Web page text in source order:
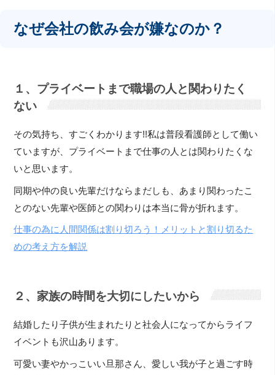
なぜ会社の飲み会が嫌なのか？
１、プライベートまで職場の人と関わりたく
ない
その気持ち、すごくわかります!!私は普段看護師として働い
ていますが、プライベートまで仕事の人とは関わりたくな
いと思います。
同期や仲の良い先輩だけならまだしも、あまり関わったこ
とのない先輩や医師との関わりは本当に骨が折れます。
仕事の為に人間関係は割り切ろう！メリットと割り切るた
めの考え方を解説
２、家族の時間を大切にしたいから
結婚したり子供が生まれたりと社会人になってからライフ
イベントも沢山あります。
可愛い妻やかっこいい旦那さん、愛しい我が子と過ごす時